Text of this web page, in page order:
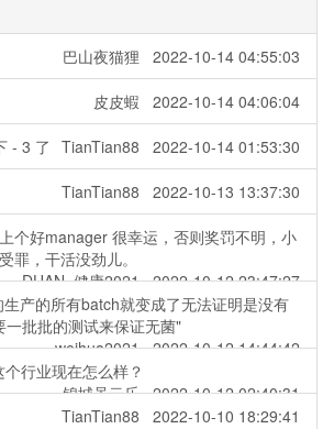
巴山夜猫狸 2022-10-14 04:55:03
皮皮蝦 2022-10-14 04:06:04
- 3 了 TianTian88 2022-10-14 01:53:30
TianTian88 2022-10-13 13:37:30
个好manager 很幸运，否则奖罚不明，小
罪，干活没劲儿。
DUAN_健康2021 2022-10-12 23:47:27
产的所有batch就变成了无法证明是没有
一批批的测试来保证无菌"
weihua2021 2022-10-12 14:44:42
行业现在怎么样？
锦城虽云乐 2022-10-12 02:40:31
TianTian88 2022-10-10 18:29:41